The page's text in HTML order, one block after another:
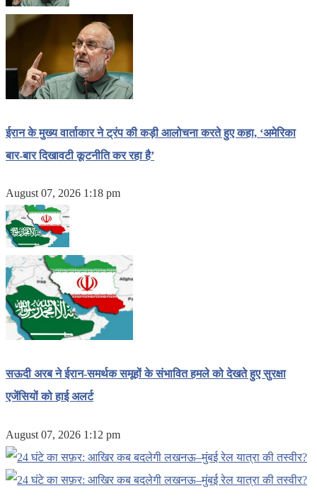
ईरान के मुख्य वार्ताकार ने ट्रंप की कड़ी आलोचना करते हुए कहा, ‘अमेरिका
बार-बार दिखावटी कूटनीति कर रहा है’
August 07, 2026 1:18 pm
सऊदी अरब ने ईरान-समर्थक समूहों के संभावित हमले को देखते हुए सुरक्षा
एजेंसियों को हाई अलर्ट
August 07, 2026 1:12 pm